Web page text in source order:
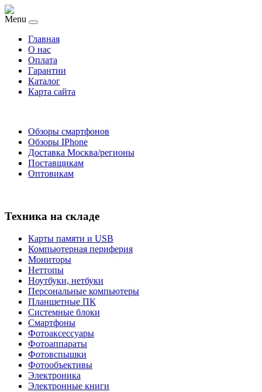
Menu
Главная
O нас
Оплата
Гарантии
Каталог
Карта сайта
Обзоры смартфонов
Обзоры IPhone
Доставка Москва/регионы
Поставщикам
Оптовикам
Техника на складе
Карты памяти и USB
Компьютерная периферия
Мониторы
Неттопы
Ноутбуки, нетбуки
Персональные компьютеры
Планшетные ПК
Системные блоки
Смартфоны
Фотоаксессуары
Фотоаппараты
Фотовспышки
Фотообъективы
Электроника
Электронные книги